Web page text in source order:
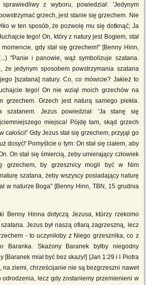
z wyboru, powiedział: 'Jedynym
grzech, jest stanie się grzechem. Nie
w ten sposób, że pozwolę mu się dotknąć; Ja
tego! On, który z natury jest Bogiem, stał
gdy stał się grzechem!" [Benny Hinn,
"Panie i panowie, wąż symbolizuje szatana.
że jedynym sposobem powstrzymania szatana
[szatana] natury. Co, co mówicie? Jakież to
tego! On nie wziął moich grzechów na
grzechem. Grzech jest naturą samego piekła.
szatanem. Jezus powiedział: 'Ja stanę się
miejsca! Pójdę tam, skąd grzech
całości!' Gdy Jezus stał się grzechem, przyjął go
dosyć!' Pomyślcie o tym: On stał się ciałem, aby
On stał się śmiercią, żeby umierający człowiek
grzechem, by grzesznicy mogli być w Nim
szatana, żeby wszyscy posiadający naturę
w naturze Boga" [Benny Hinn, TBN, 15 grudnia
Benny Hinna dotyczą Jezusa, którzy rzekomo
Jezus był naszą ofiarą zagrzeszną, lecz
- to uczyniłoby z Niego grzesznika, co z
Baranka. Skażony Baranek byłby niegodny
[Baranek miał być bez skazy!] [Jan 1:29 i I Piotra
na ziemi, chrześcijanie nie są bezgrzeszni nawet
lecz gdy zostaniemy przemienieni w